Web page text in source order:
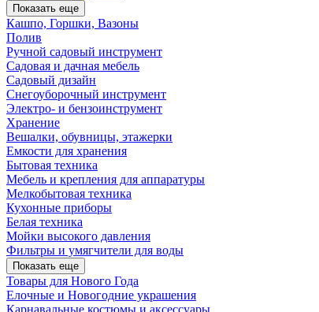
Показать еще
Кашпо, Горшки, Вазоны
Полив
Ручной садовый инструмент
Садовая и дачная мебель
Садовый дизайн
Снегоуборочный инструмент
Электро- и бензоинструмент
Хранение
Вешалки, обувницы, этажерки
Емкости для хранения
Бытовая техника
Мебель и крепления для аппаратуры
Мелкобытовая техника
Кухонные приборы
Белая техника
Мойки высокого давления
Фильтры и умягчители для воды
Показать еще
Товары для Нового Года
Елочные и Новогодние украшения
Карнавальные костюмы и аксессуары